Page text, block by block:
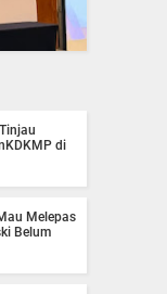
di
Melepas
Belum